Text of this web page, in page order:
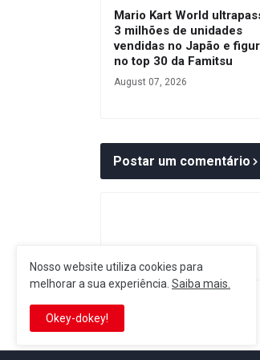
Mario Kart World
3 milhões de unidades
vendidas no Japão e
no top 30 da Famitsu
August 07, 2026
Postar um comentário
Nosso website utiliza cookies para
melhorar a sua experiência. Saiba mais.
Okey-dokey!